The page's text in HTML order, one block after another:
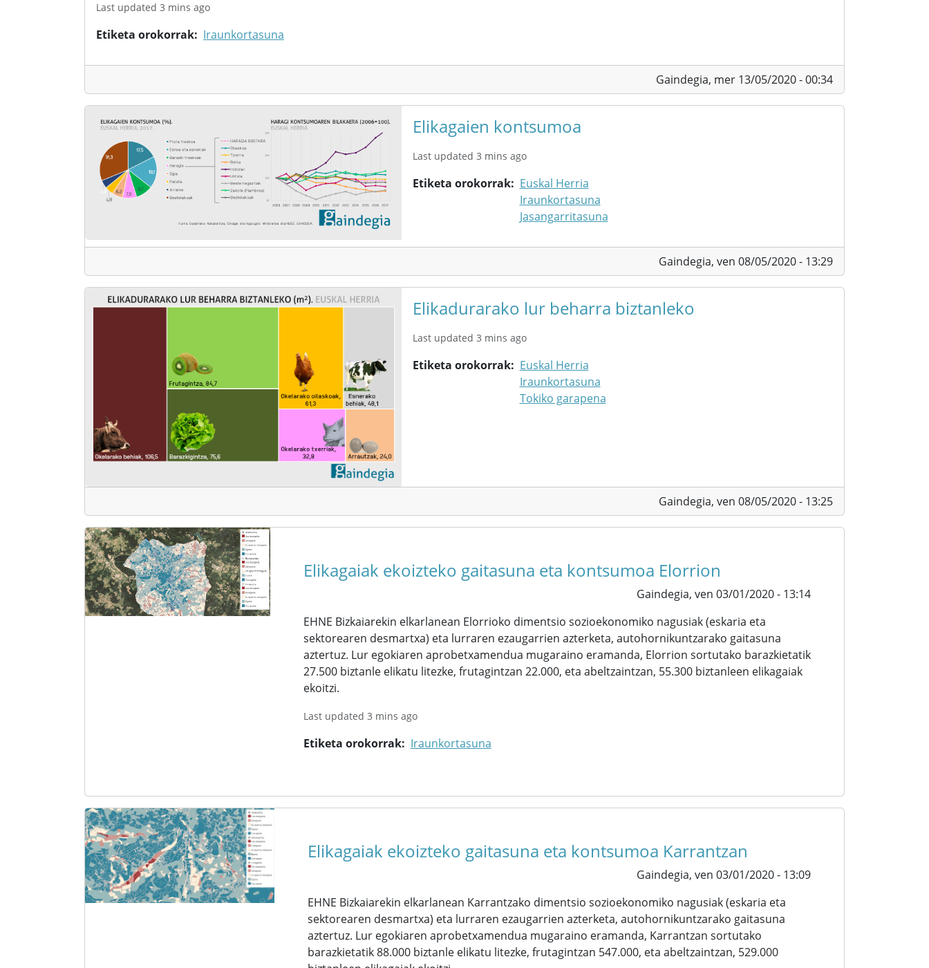
Last updated 3 mins ago
Etiketa orokorrak Iraunkortasuna
Gaindegia, mer 13/05/2020 - 00:34
Elikagaien kontsumoa
Last updated 3 mins ago
Etiketa orokorrak
Euskal Herria
Iraunkortasuna
Jasangarritasuna
Gaindegia, ven 08/05/2020 - 13:29
Elikadurarako lur beharra biztanleko
Last updated 3 mins ago
Etiketa orokorrak
Euskal Herria
Iraunkortasuna
Tokiko garapena
Gaindegia, ven 08/05/2020 - 13:25
Elikagaiak ekoizteko gaitasuna eta kontsumoa Elorrion
Gaindegia, ven 03/01/2020 - 13:14
EHNE Bizkaiarekin elkarlanean Elorrioko dimentsio sozioekonomiko nagusiak (eskaria eta
sektorearen desmartxa) eta lurraren ezaugarrien azterketa, autohornikuntzarako gaitasuna
aztertuz. Lur egokiaren aprobetxamendua mugaraino eramanda, Elorrion sortutako barazkietatik
27.500 biztanle elikatu litezke, frutagintzan 22.000, eta abeltzaintzan, 55.300 biztanleen elikagaiak
ekoitzi.
Last updated 3 mins ago
Etiketa orokorrak Iraunkortasuna
Elikagaiak ekoizteko gaitasuna eta kontsumoa Karrantzan
Gaindegia, ven 03/01/2020 - 13:09
EHNE Bizkaiarekin elkarlanean Karrantzako dimentsio sozioekonomiko nagusiak (eskaria eta
sektorearen desmartxa) eta lurraren ezaugarrien azterketa, autohornikuntzarako gaitasuna
aztertuz. Lur egokiaren aprobetxamendua mugaraino eramanda, Karrantzan sortutako
barazkietatik 88.000 biztanle elikatu litezke, frutagintzan 547.000, eta abeltzaintzan, 529.000